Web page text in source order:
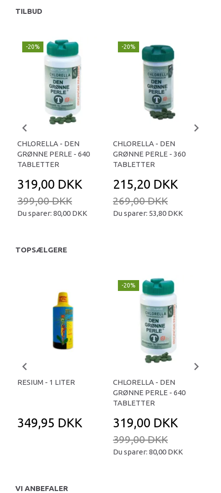
TILBUD
-20%
CHLORELLA - DEN
GRØNNE PERLE - 640
TABLETTER
319,00 DKK
399,00 DKK
Du sparer: 80,00 DKK
-20%
CHLORELLA - DEN
GRØNNE PERLE - 360
TABLETTER
215,20 DKK
269,00 DKK
Du sparer: 53,80 DKK
TOPSÆLGERE
RESIUM - 1 LITER
349,95 DKK
-20%
CHLORELLA - DEN
GRØNNE PERLE - 640
TABLETTER
319,00 DKK
399,00 DKK
Du sparer: 80,00 DKK
VI ANBEFALER